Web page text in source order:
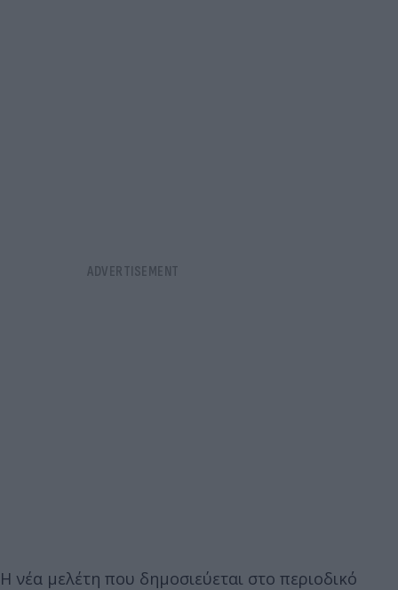
Η νέα μελέτη που δημοσιεύεται στο περιοδικό